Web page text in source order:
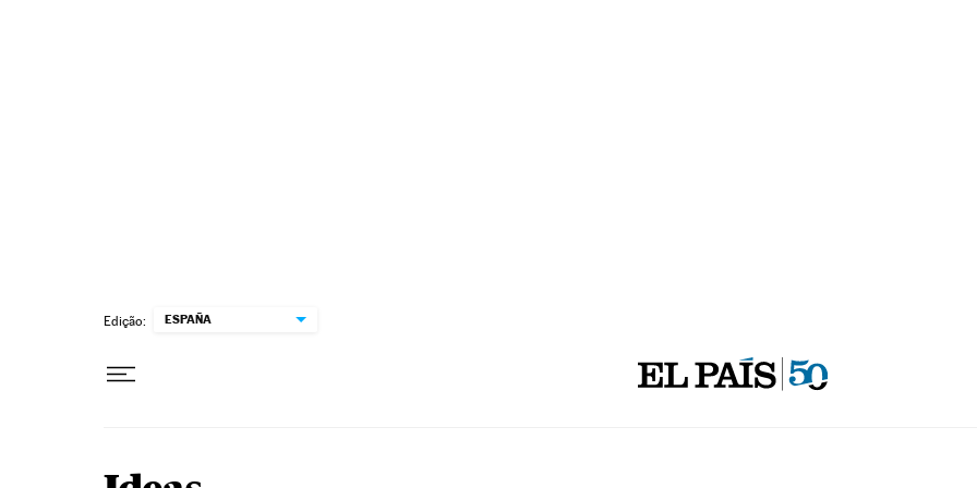
Edição: ESPAÑA